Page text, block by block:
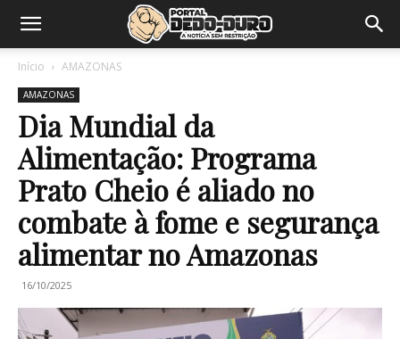
Início AMAZONAS
AMAZONAS
Dia Mundial da
Alimentação: Programa
Prato Cheio é aliado no
combate à fome e segurança
alimentar no Amazonas
16/10/2025